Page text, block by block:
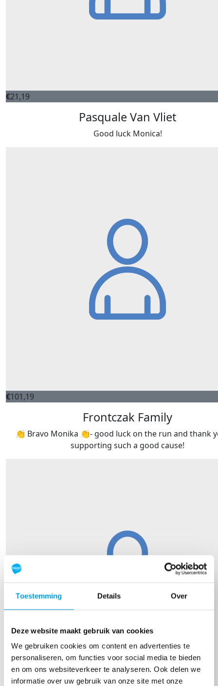
Toestemming Details Over
Deze website maakt gebruik van cookies
We gebruiken cookies om content en advertenties te
personaliseren, om functies voor social media te bieden
en om ons websiteverkeer te analyseren. Ook delen we
informatie over uw gebruik van onze site met onze
€21,19
Pasquale Van Vliet
Good luck Monica!
€101,19
Frontczak Family
👏 Bravo Monika 👏- good luck on the run and thank
supporting such a good cause!